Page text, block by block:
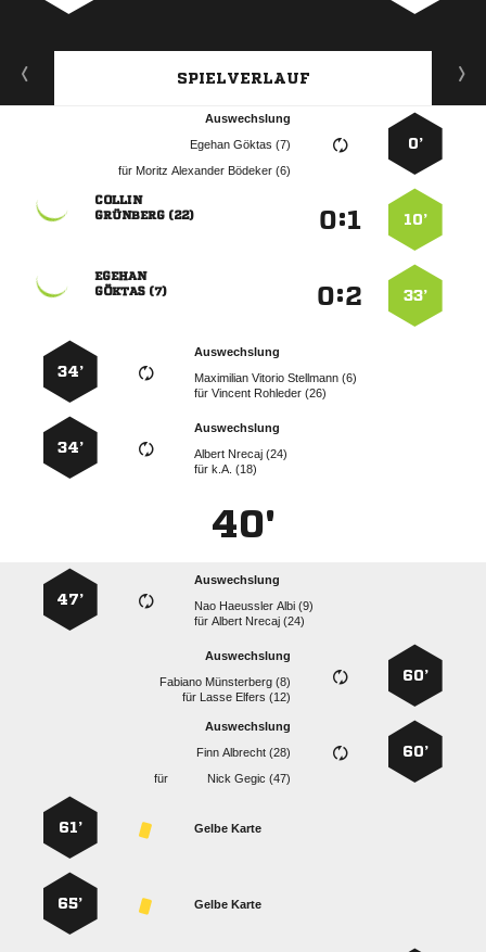
SPIELVERLAUF
0’
Auswechslung
  
für    
10’
:

 
33’
:

 
Auswechslung
   
für  
34’
Auswechslung
  
fürk.A. (18)
34’
40'
Auswechslung
   
für  
47’
60’
Auswechslung
  
für   
60’
Auswechslung
  
für
  
Gelbe Karte
61’
Gelbe Karte
65’